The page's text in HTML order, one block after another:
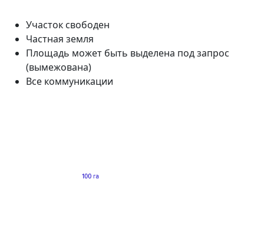
Участок свободен
Частная земля
Площадь может быть выделена под запрос
(вымежована)
Все коммуникации